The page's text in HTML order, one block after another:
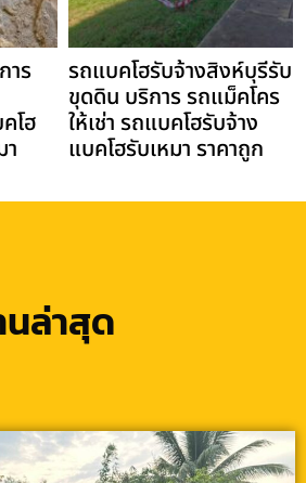
าร
โฮ
รถแบคโฮรับจ้างสิงห์บุรีรับ
ขุดดิน บริการ รถแม็คโคร
ให้เช่า รถแบคโฮรับจ้าง
แบคโฮรับเหมา ราคาถูก
นล่าสุด